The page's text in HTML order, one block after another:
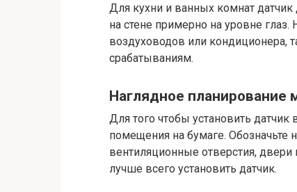
Для кухни и ванных комнат
на стене примерно на уровне
воздуховодов или кондиционера,
срабатываниям.
Наглядное планирование
Для того чтобы установить
помещения на бумаге. Обозначьте
вентиляционные отверстия, двери
лучше всего установить датчик.